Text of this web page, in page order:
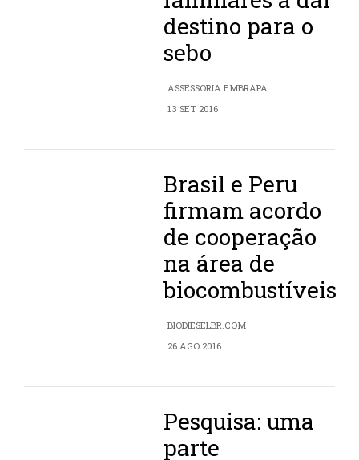
destino para o
sebo
ASSESSORIA EMBRAPA
13 SET 2016
Brasil e Peru
firmam acordo
de cooperação
na área de
biocombustíveis
BIODIESELBR.COM
26 AGO 2016
Pesquisa: uma
parte